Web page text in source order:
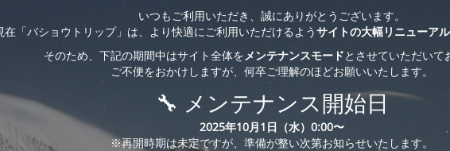
いつもご利用いただき、誠にありがとうございます。
在「バショウトリップ」は、より快適にご利用いただけるようサイトの大幅リニューアル
そのため、下記の期間中はサイト全体を メンテナンスモードとさせていただいて
ご不便をおかけしますが、何卒ご理解のほどお願いいたします。
🔧 メンテナンス開始日
2025年10月1日（水）0:00〜
※再開時期は未定ですが、準備が整い次第お知らせいたします。